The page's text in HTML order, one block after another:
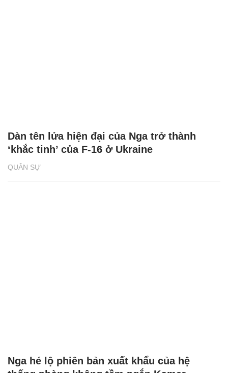
QUÂN SỰ
Dàn tên lửa hiện đại của Nga trở thành
‘khắc tinh’ của F-16 ở Ukraine
Nga hé lộ phiên bản xuất khẩu của hệ